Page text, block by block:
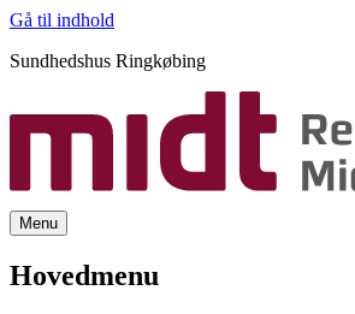
Gå til indhold
Sundhedshus Ringkøbing
Menu
Hovedmenu